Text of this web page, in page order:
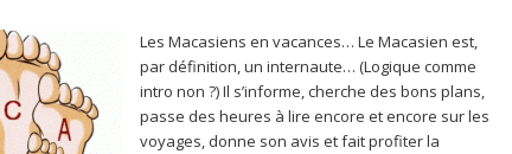
Les Macasiens en vacances… Le Macasien est,
par définition, un internaute… (Logique comme
intro non ?) Il s’informe, cherche des bons plans,
passe des heures à lire encore et encore sur les
voyages, donne son avis et fait profiter la